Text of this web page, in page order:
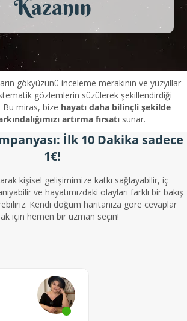
Kazanın
gökyüzünü inceleme merakının ve yüzyıllar
gözlemlerin süzülerek şekillendirdiği
Bu miras, bize hayatı daha bilinçli şekilde
artırma fırsatı sunar.
İlk 10 Dakika sadece
1€!
kişisel gelişimimize katkı sağlayabilir, iç
ve hayatımızdaki olayları farklı bir bakış
Kendi doğum haritanıza göre cevaplar
için hemen bir uzman seçin!